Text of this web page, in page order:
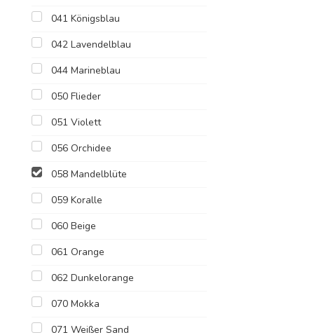
041 Königsblau
042 Lavendelblau
044 Marineblau
050 Flieder
051 Violett
056 Orchidee
058 Mandelblüte
059 Koralle
060 Beige
061 Orange
062 Dunkelorange
070 Mokka
071 Weißer Sand